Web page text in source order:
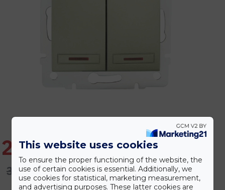
2.775 Ft
3.329 Ft
This website uses cookies
To ensure the proper functioning of the website, the
use of certain cookies is essential. Additionally, we
use cookies for statistical, marketing measurement,
and advertising purposes. These latter cookies are